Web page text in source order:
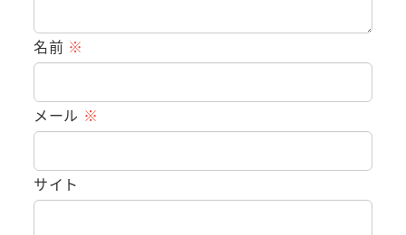
名前 ※
メール ※
サイト